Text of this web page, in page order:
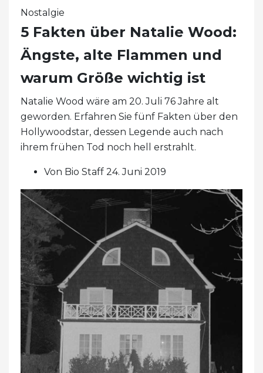
Nostalgie
5 Fakten über Natalie Wood:
Ängste, alte Flammen und
warum Größe wichtig ist
Natalie Wood wäre am 20. Juli 76 Jahre alt
geworden. Erfahren Sie fünf Fakten über den
Hollywoodstar, dessen Legende auch nach
ihrem frühen Tod noch hell erstrahlt.
Von Bio Staff 24. Juni 2019